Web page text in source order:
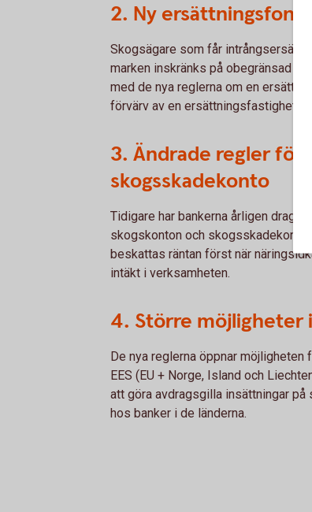
2. Ny
Skogsägare som får
marken inskränks på obegränsad
med de nya reglerna om en
förvärv av en ersättningsfastighet, i
3. Ändrade regler för
skogsskadekonto
Tidigare har bankerna årligen dragit
skogskonton och
beskattas räntan först när
intäkt i verksamheten.
4. Större möjligheter
De nya reglerna öppnar
EES (EU + Norge, Island och
att göra avdragsgilla insättningar
hos banker i de länderna.